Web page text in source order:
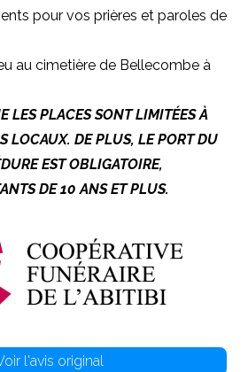
pour vos prières et paroles de
au cimetière de Bellecombe à
LES PLACES SONT LIMITÉES À
LOCAUX. DE PLUS, LE PORT DU
EST OBLIGATOIRE,
DE 10 ANS ET PLUS.
l'avis original